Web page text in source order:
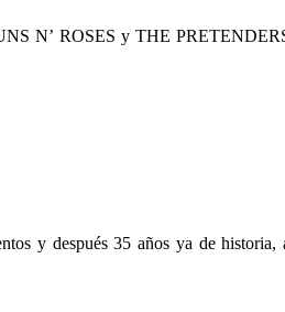
N’ ROSES y THE
y después 35 años ya de